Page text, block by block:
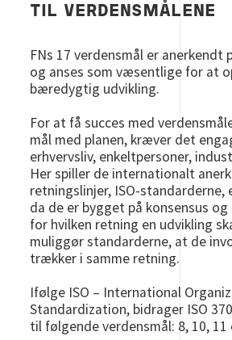
TIL VERDENSMÅLENE
FNs 17 verdensmål er anerkendt
og anses som væsentlige for at
bæredygtig udvikling.
For at få succes med
mål med planen, kræver det
erhvervsliv, enkeltpersoner,
Her spiller de internationalt
retningslinjer, ISO-standarderne,
da de er bygget på konsensus
for hvilken retning en udvikling
muliggør standarderne, at de
trækker i samme retning.
Ifølge ISO – International
Standardization, bidrager ISO
til følgende verdensmål: 8, 10, 11